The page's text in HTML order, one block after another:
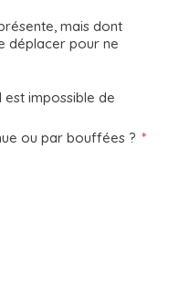
mais dont
déplacer pour ne
impossible de
ou par bouffées ? *